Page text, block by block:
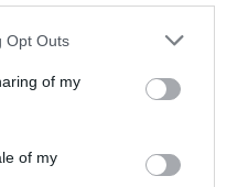
uses one or more Google
behaviour. You may click to
and its third-party tags to
purposes in below Google
Opt Outs
of my
of my
παρά τις πιέσεις –
Κονγκ: Τι έδειξε το